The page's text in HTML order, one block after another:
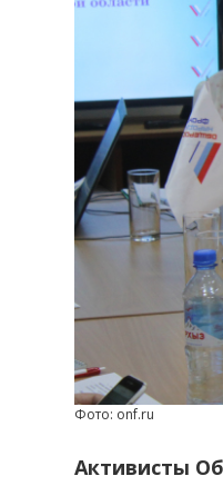
Фото: onf.ru
Активисты